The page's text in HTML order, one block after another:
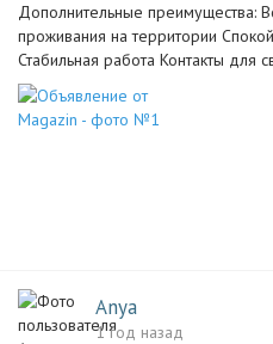
Дополнительные преимущества:
проживания на территории
Стабильная работа Контакты для
Anya
1 год назад